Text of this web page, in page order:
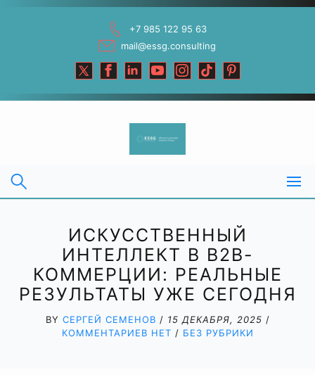
+7 985 122 95 63
mail@essg.consulting
ИСКУССТВЕННЫЙ
ИНТЕЛЛЕКТ В B2B-
КОММЕРЦИИ: РЕАЛЬНЫЕ
РЕЗУЛЬТАТЫ УЖЕ СЕГОДНЯ
BY СЕРГЕЙ СЕМЕНОВ / 15 ДЕКАБРЯ, 2025 /
КОММЕНТАРИЕВ НЕТ / БЕЗ РУБРИКИ